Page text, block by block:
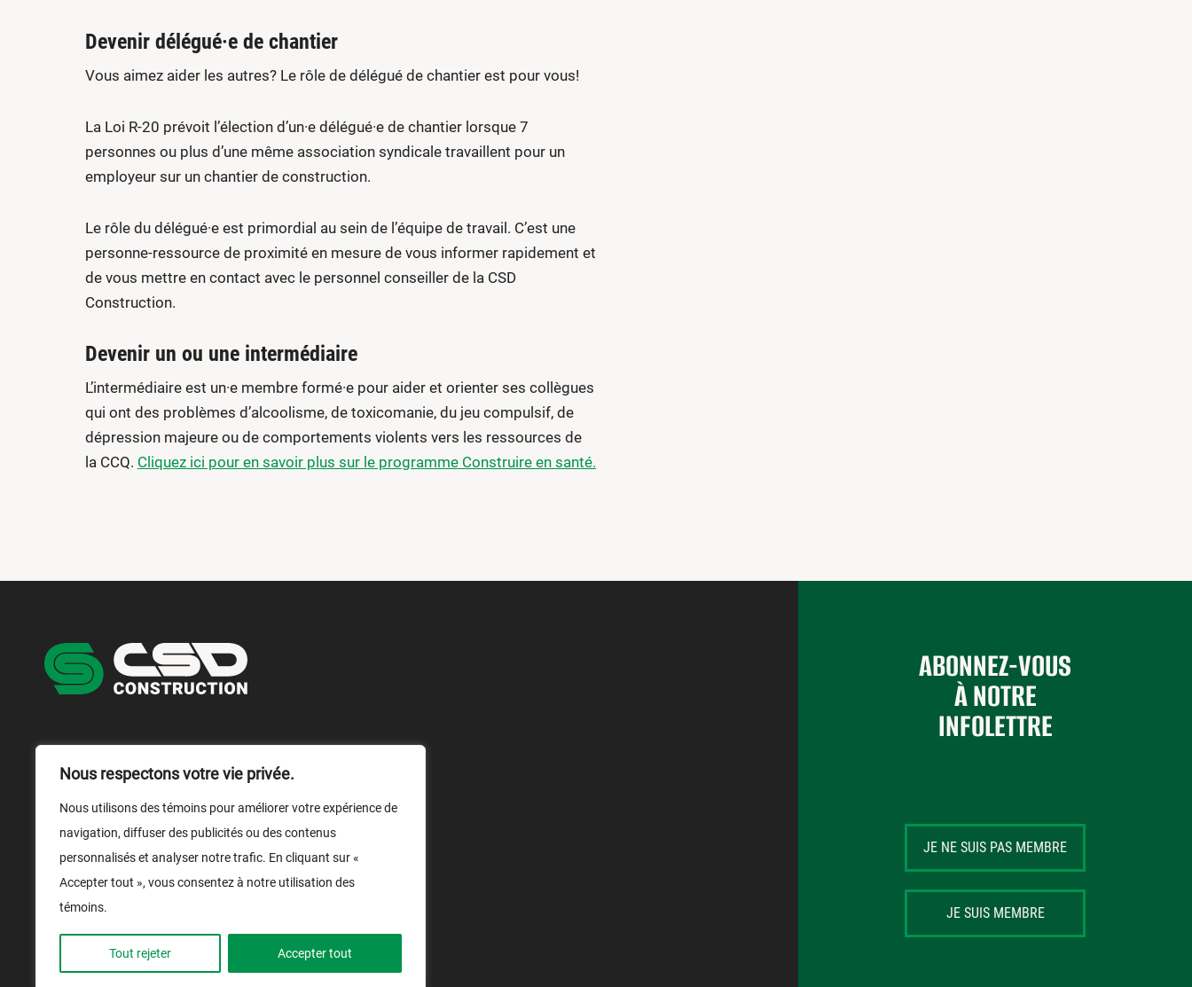
Nous respectons votre vie privée.
Nous utilisons des témoins pour améliorer votre expérience de
navigation, diffuser des publicités ou des contenus
personnalisés et analyser notre trafic. En cliquant sur «
Accepter tout », vous consentez à notre utilisation des
témoins.
Tout rejeter Accepter tout
Devenir délégué·e de chantier
Vous aimez aider les autres? Le rôle de délégué de chantier est pour vous!
La Loi R-20 prévoit l’élection d’un·e délégué·e de chantier lorsque 7
personnes ou plus d’une même association syndicale travaillent pour un
employeur sur un chantier de construction.
Le rôle du délégué·e est primordial au sein de l’équipe de travail. C’est une
personne-ressource de proximité en mesure de vous informer rapidement et
de vous mettre en contact avec le personnel conseiller de la CSD
Construction.
Devenir un ou une intermédiaire
L’intermédiaire est un·e membre formé·e pour aider et orienter ses collègues
qui ont des problèmes d’alcoolisme, de toxicomanie, du jeu compulsif, de
dépression majeure ou de comportements violents vers les ressources de
la CCQ. Cliquez ici pour en savoir plus sur le programme Construire en santé.
1 866 899-1029
Nous écrire
Conditions d'utilisation
ABONNEZ-VOUS
À NOTRE
INFOLETTRE
JE NE SUIS PAS MEMBRE
JE SUIS MEMBRE